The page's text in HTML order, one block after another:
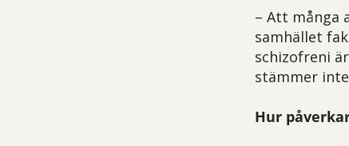
– Att många
samhället
schizofreni
stämmer
Hur